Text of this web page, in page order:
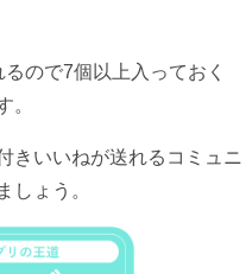
ので7個以上入っておく
。
きいいねが送れるコミュニ
しょう。